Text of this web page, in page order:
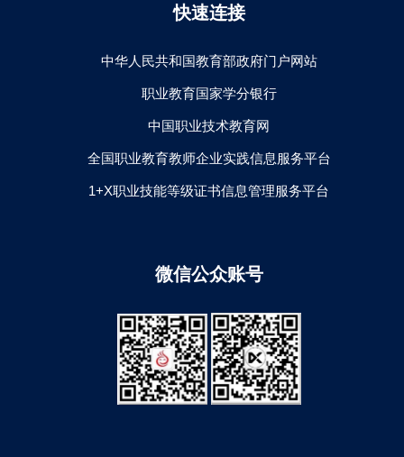
快速连接
中华人民共和国教育部政府门户网站
职业教育国家学分银行
中国职业技术教育网
全国职业教育教师企业实践信息服务平台
1+X职业技能等级证书信息管理服务平台
微信公众账号